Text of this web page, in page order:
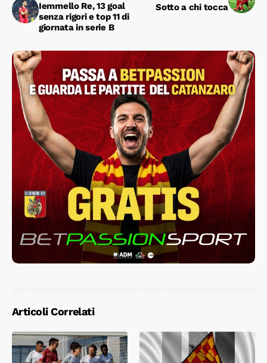
Iemmello Re, 13 goal
senza rigori e top 11 di
giornata in serie B
Sotto a chi tocca
Articoli Correlati